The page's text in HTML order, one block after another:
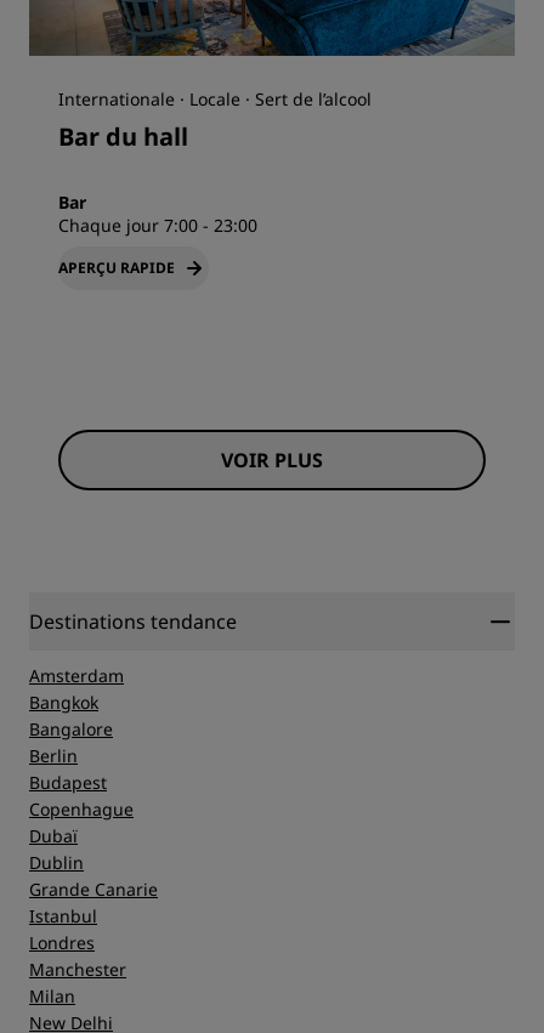
Internationale · Locale · Sert de l’alcool
Bar du hall
Bar
Chaque jour 7:00 - 23:00
APERÇU RAPIDE
VOIR PLUS
Destinations tendance
Amsterdam
Bangkok
Bangalore
Berlin
Budapest
Copenhague
Dubaï
Dublin
Grande Canarie
Istanbul
Londres
Manchester
Milan
New Delhi